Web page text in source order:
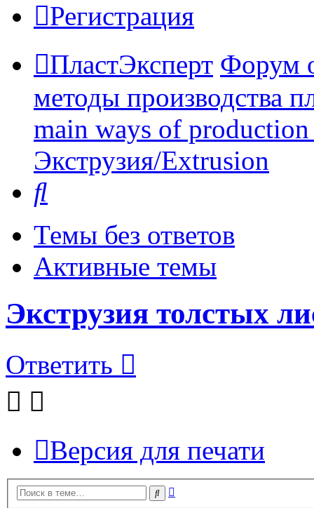
Регистрация
ПластЭксперт Форум
методы производства
main ways of
Экструзия/Extrusion
Темы без ответов
Активные темы
Экструзия толстых
Ответить
Версия для печати
Поиск